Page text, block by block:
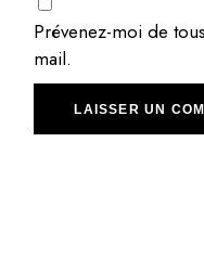
Prévenez-moi de
mail.
LAISSER UN